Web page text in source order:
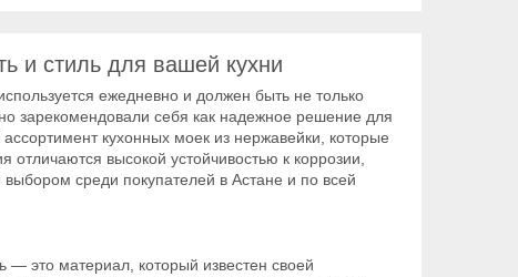
и стиль для вашей кухни
ежедневно и должен быть не только
зарекомендовали себя как надежное решение для
кухонных моек из нержавейки, которые
высокой устойчивостью к коррозии,
среди покупателей в Астане и по всей
это материал, который известен своей